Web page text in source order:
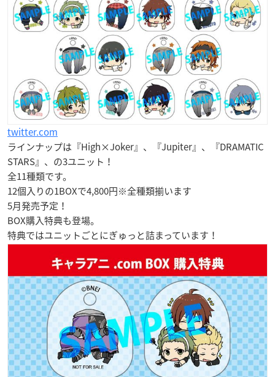
twitter.com
ラインナップは『High×Joker』、『Jupiter』、『DRAMATIC
STARS』、の3ユニット！
全11種類です。
12個入りの1BOXで4,800円※全種類揃います
5月発売予定 ！
BOX購入特典も登場。
特典ではユニットごとにぎゅっと詰まっています！